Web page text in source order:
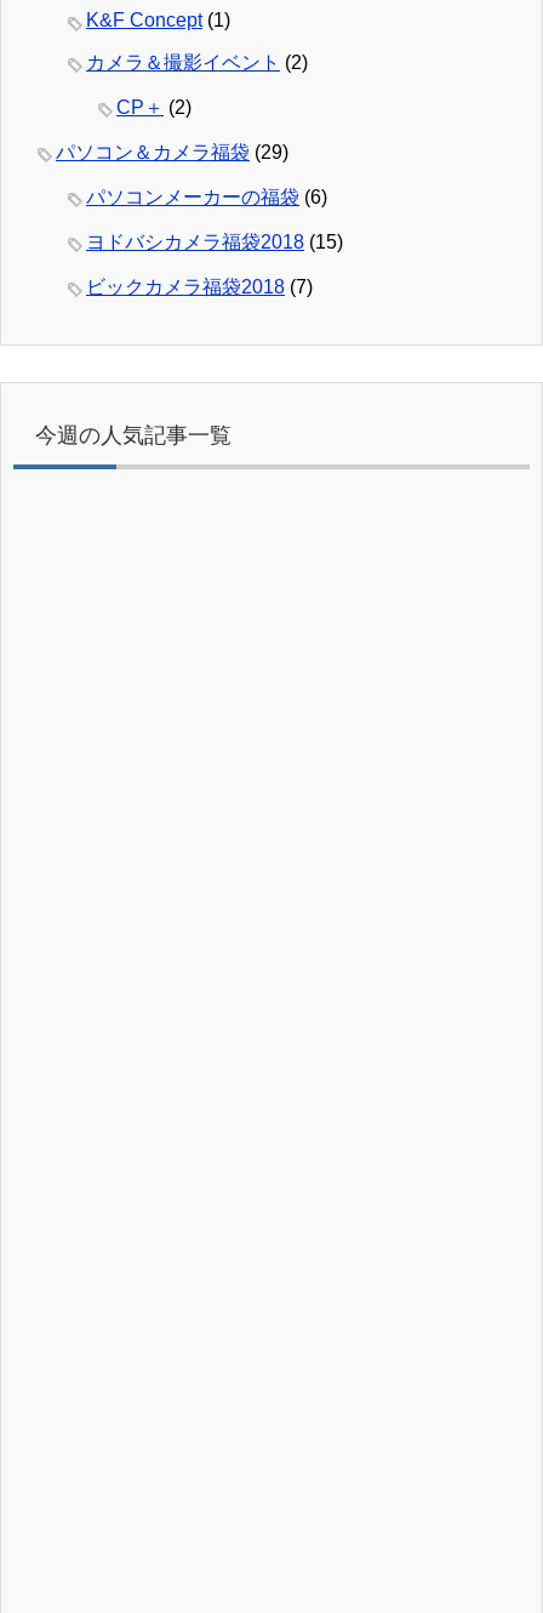
K&F Concept(1)
カメラ＆撮影イベント (2)
CP＋ (2)
パソコン＆カメラ福袋 (29)
パソコンメーカーの福袋 (6)
ヨドバシカメラ福袋2018 (15)
ビックカメラ福袋2018 (7)
今週の人気記事一覧